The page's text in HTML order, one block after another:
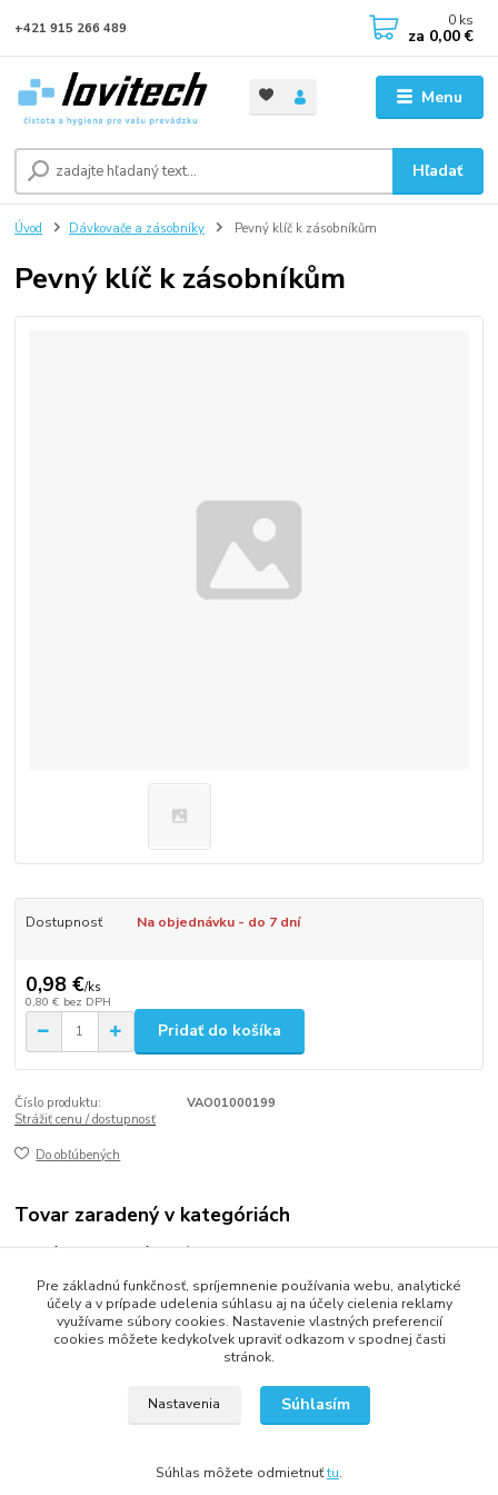
Menu
Hľadať
+421 915 266 489 0 ks
za 0,00 €
Úvod Dávkovače a zásobníky Pevný klíč k zásobníkům
Pevný klíč k zásobníkům
Dostupnosť Na objednávku - do 7 dní
0,98 €/ks
0,80 € bez DPH
Pridať do košíka
Číslo produktu:
VAO01000199
Strážiť cenu / dostupnosť
Do obľúbených
Tovar zaradený v kategóriách
Dávkovače a zásobníky
Náhradné diely k zásobníkom
2013 - 2025 LOVITECH, s.r.o. - Už 12 rokov s Vami...
Pre základnú funkčnosť, spríjemnenie používania webu, analytické
účely a v prípade udelenia súhlasu aj na účely cielenia reklamy
využívame súbory cookies. Nastavenie vlastných preferencií
cookies môžete kedykoľvek upraviť odkazom v spodnej časti
stránok.
Nastavenia Súhlasím
Súhlas môžete odmietnuťtu.